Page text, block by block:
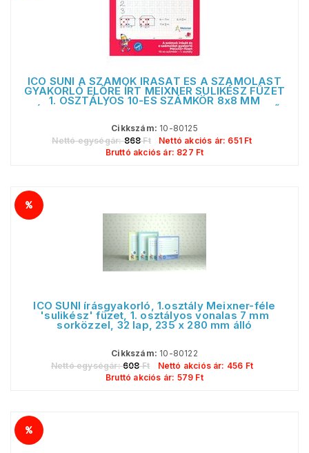
ICO SÜNI A SZÁMOK ÍRÁSÁT ÉS A SZÁMOLÁST
GYAKORLÓ ELŐRE ÍRT MEIXNER SULIKÉSZ FÜZET
1. OSZTÁLYOS 10-ES SZÁMKÖR 8x8 MM
NÉGYZETHÁLÓVAL 32 LAP 245x295 MM FEKVŐ
Cikkszám: 10-80125
Nettó egységár: 868Ft Nettó akciós ár: 651 Ft
Bruttó akciós ár: 827 Ft
ICO SÜNI írásgyakorló, 1.osztály Meixner-féle
'sulikész' füzet, 1. osztályos vonalas 7 mm
sorközzel, 32 lap, 235 x 280 mm álló
Cikkszám: 10-80122
Nettó egységár: 608Ft Nettó akciós ár: 456 Ft
Bruttó akciós ár: 579 Ft